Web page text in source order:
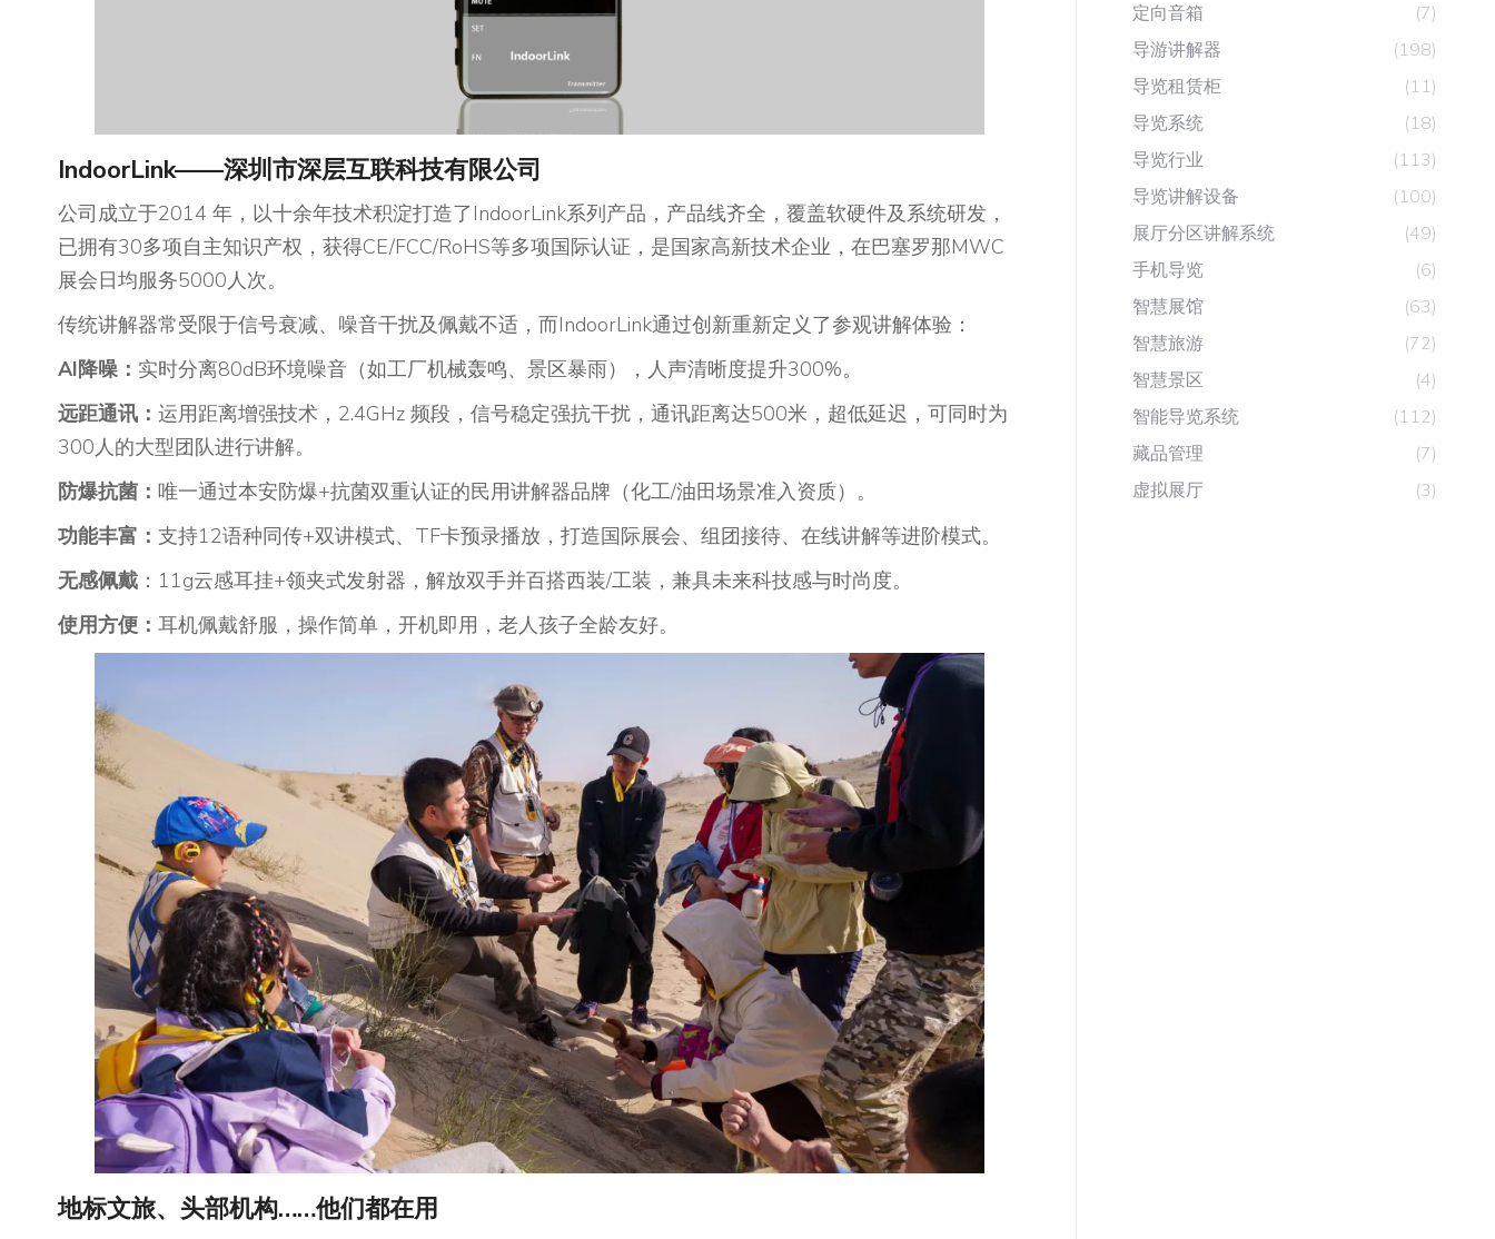
IndoorLink——深圳市深层互联科技有限公司
公司成立于2014 年，以十余年技术积淀打造了IndoorLink系列产品，产品线齐全，覆盖软硬件及系统研发，
已拥有30多项自主知识产权，获得CE/FCC/RoHS等多项国际认证，是国家高新技术企业，在巴塞罗那MWC
展会日均服务5000人次。
传统讲解器常受限于信号衰减、噪音干扰及佩戴不适，而IndoorLink通过创新重新定义了参观讲解体验：
AI降噪： 实时分离80dB环境噪音（如工厂机械轰鸣、景区暴雨），人声清晰度提升300%。
远距通讯 ： 运用距离增强技术，2.4GHz 频段，信号稳定强抗干扰，通讯距离达500米，超低延迟，可同时为
300人的大型团队进行讲解。
防爆抗菌： 唯一通过本安防爆+抗菌双重认证的民用讲解器品牌（化工/油田场景准入资质）。
功能丰富： 支持12语种同传+双讲模式、TF卡预录播放，打造国际展会、组团接待、在线讲解等进阶模式。
无感佩戴 ：11g云感耳挂+领夹式发射器，解放双手并百搭西装/工装，兼具未来科技感与时尚度。
使用方便： 耳机佩戴舒服，操作简单，开机即用，老人孩子全龄友好。
地标文旅、头部机构……他们都在用
定向音箱
(7)
导游讲解器
(198)
导览租赁柜
(11)
导览系统
(18)
导览行业
(113)
导览讲解设备
(100)
展厅分区讲解系统
(49)
手机导览
(6)
智慧展馆
(63)
智慧旅游
(72)
智慧景区
(4)
智能导览系统
(112)
藏品管理
(7)
虚拟展厅
(3)